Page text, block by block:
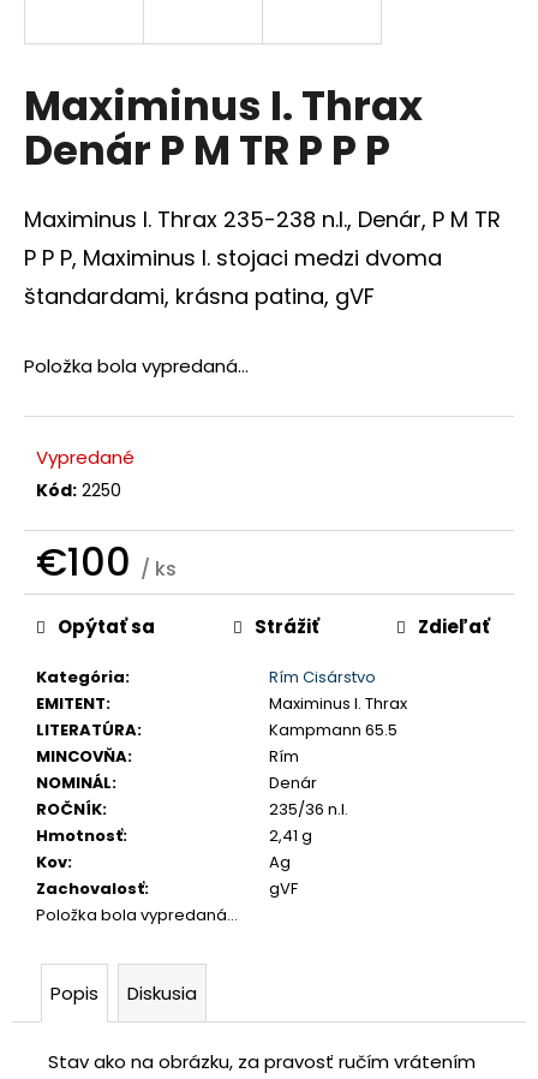
Maximinus I. Thrax
Denár P M TR P P P
Maximinus I. Thrax 235-238 n.l., Denár, P M TR
P P P, Maximinus I. stojaci medzi dvoma
štandardami, krásna patina, gVF
Položka bola vypredaná…
Vypredané
Kód: 2250
€100 / ks
Jednotková
cena:
Kategória:
Rím Cisárstvo
EMITENT:
Maximinus I. Thrax
LITERATÚRA:
Kampmann 65.5
MINCOVŇA:
Rím
NOMINÁL:
Denár
ROČNÍK:
235/36 n.l.
Hmotnosť:
2,41 g
Kov:
Ag
Zachovalosť:
gVF
Položka bola vypredaná…
Opýtať sa Strážiť Zdieľať
Popis Diskusia
Stav ako na obrázku, za pravosť ručím vrátením
s
ť
?
HĽADAŤ
d
p
ú
č
m
e
JOZEF
GRAJCIAR
1769
EVM-
KREMNICA
€400